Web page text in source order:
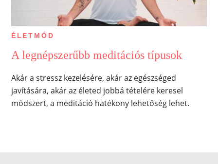
ÉLETMÓD
A legnépszerűbb meditációs típusok
Akár a stressz kezelésére, akár az egészséged
javítására, akár az életed jobbá tételére keresel
módszert, a meditáció hatékony lehetőség lehet.